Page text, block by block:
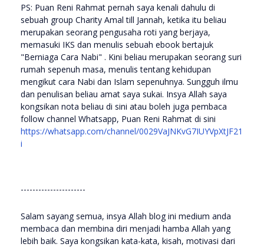
PS: Puan Reni Rahmat pernah saya kenali dahulu di
sebuah group Charity Amal till Jannah, ketika itu beliau
merupakan seorang pengusaha roti yang berjaya,
memasuki IKS dan menulis sebuah ebook bertajuk
"Berniaga Cara Nabi" . Kini beliau merupakan seorang suri
rumah sepenuh masa, menulis tentang kehidupan
mengikut cara Nabi dan Islam sepenuhnya. Sungguh ilmu
dan penulisan beliau amat saya sukai. Insya Allah saya
kongsikan nota beliau di sini atau boleh juga pembaca
follow channel Whatsapp, Puan Reni Rahmat di sini
https://whatsapp.com/channel/0029VaJNKvG7IUYVpXtJF21
i
----------------------
Salam sayang semua, insya Allah blog ini medium anda
membaca dan membina diri menjadi hamba Allah yang
lebih baik. Saya kongsikan kata-kata, kisah, motivasi dari